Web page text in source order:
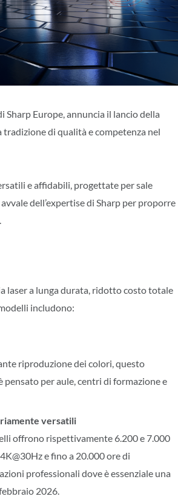
Sharp Europe, annuncia il lancio della
di qualità e competenza nel
e affidabili, progettate per sale
dell’expertise di Sharp per proporre
laser a lunga durata, ridotto costo totale
includono:
riproduzione dei colori, questo
per aule, centri di formazione e
versatili
offrono rispettivamente 6.200 e 7.000
e fino a 20.000 ore di
professionali dove è essenziale una
2026.